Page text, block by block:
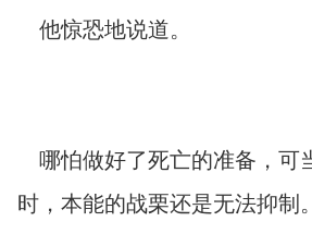
他惊恐地说道。
哪怕做好了死亡的准备，可
时，本能的战栗还是无法抑制。